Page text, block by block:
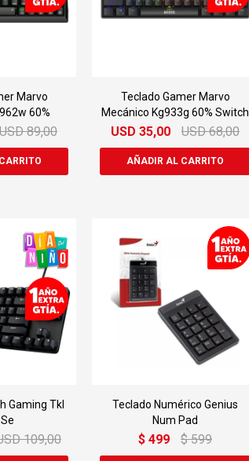
Marvo
60%
USD 89,00
Teclado Gamer Marvo
Mecánico Kg933g 60% Switch
USD 35,00 USD 68,00
Gaming Tkl
109,00
Teclado Numérico Genius
Num Pad
$ 499 $ 599